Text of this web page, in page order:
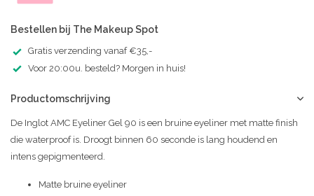
Bestellen bij The Makeup Spot
Gratis verzending vanaf €35,-
Voor 20:00u. besteld? Morgen in huis!
Productomschrijving
De Inglot AMC Eyeliner Gel 90 is een bruine eyeliner met matte finish
die waterproof is. Droogt binnen 60 seconde is lang houdend en
intens gepigmenteerd.
Matte bruine eyeliner